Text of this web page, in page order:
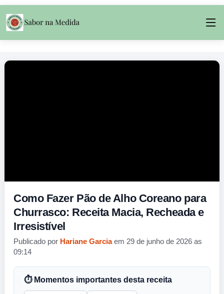
Como Fazer Pão de Alho Coreano para
Churrasco: Receita Macia, Recheada e
Irresistível
Publicado por Hariane Garciaem 29 de junho de 2026 as
09:14
⏱ Momentos importantes desta receita